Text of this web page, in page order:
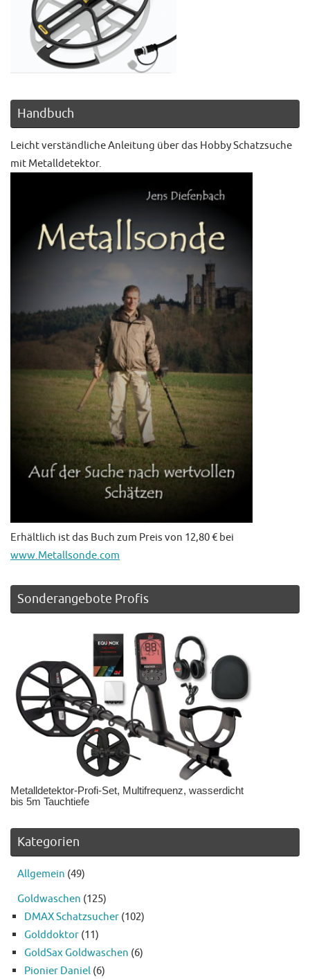
Handbuch
Leicht verständliche Anleitung über das Hobby Schatzsuche
mit Metalldetektor.
Erhältlich ist das Buch zum Preis von 12,80 € bei
www.Metallsonde.com
Sonderangebote Profis
Metalldetektor-Profi-Set, Multifrequenz, wasserdicht
bis 5m Tauchtiefe
Kategorien
Allgemein (49)
Goldwaschen (125)
DMAX Schatzsucher (102)
Golddoktor (11)
GoldSax Goldwaschen (6)
Pionier Daniel (6)